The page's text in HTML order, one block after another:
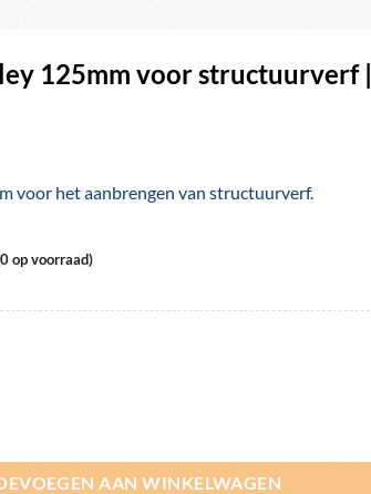
125mm voor structuurverf |
voor het aanbrengen van structuurverf.
op voorraad)
AAN WINKELWAGEN